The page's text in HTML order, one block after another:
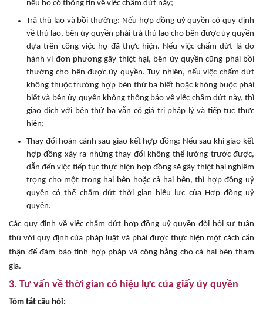
nếu họ có thông tin về việc chấm dứt này;
Trả thù lao và bồi thường: Nếu hợp đồng uỷ quyền có quy định
về thù lao, bên ủy quyền phải trả thù lao cho bên được ủy quyền
dựa trên công việc họ đã thực hiện. Nếu việc chấm dứt là do
hành vi đơn phương gây thiệt hại, bên ủy quyền cũng phải bồi
thường cho bên được ủy quyền. Tuy nhiên, nếu việc chấm dứt
không thuộc trường hợp bên thứ ba biết hoặc không buộc phải
biết và bên ủy quyền không thông báo về việc chấm dứt này, thì
giao dịch với bên thứ ba vẫn có giá trị pháp lý và tiếp tục thực
hiện;
Thay đổi hoàn cảnh sau giao kết hợp đồng: Nếu sau khi giao kết
hợp đồng xảy ra những thay đổi không thể lường trước được,
dẫn đến việc tiếp tục thực hiện hợp đồng sẽ gây thiệt hại nghiêm
trọng cho một trong hai bên hoặc cả hai bên, thì hợp đồng uỷ
quyền có thể chấm dứt thời gian hiệu lực của Hợp đồng uỷ
quyền.
Các quy định về việc chấm dứt hợp đồng uỷ quyền đòi hỏi sự tuân
thủ với quy định của pháp luật và phải được thực hiện một cách cẩn
thận để đảm bảo tính hợp pháp và công bằng cho cả hai bên tham
gia.
3. Tư vấn về thời gian có hiệu lực của giấy ủy quyền
Tóm tắt câu hỏi: